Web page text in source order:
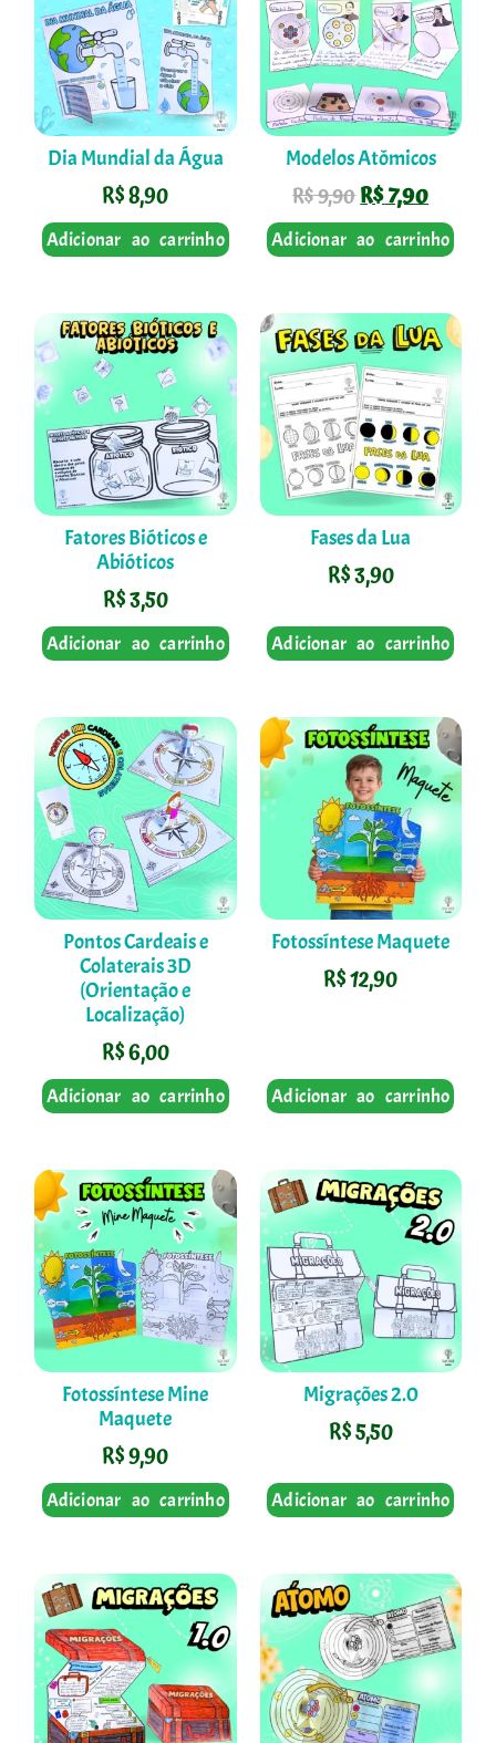
Dia Mundial da Água
R$8,90
Adicionar ao carrinho
Modelos Atômicos
R$9,90R$7,90
Adicionar ao carrinho
Fatores Bióticos e
Abióticos
R$3,50
Adicionar ao carrinho
Fases da Lua
R$3,90
Adicionar ao carrinho
Pontos Cardeais e
Colaterais 3D
(Orientação e
Localização)
R$6,00
Adicionar ao carrinho
Fotossíntese Maquete
R$12,90
Adicionar ao carrinho
Fotossíntese Mine
Maquete
R$9,90
Adicionar ao carrinho
Migrações 2.0
R$5,50
Adicionar ao carrinho